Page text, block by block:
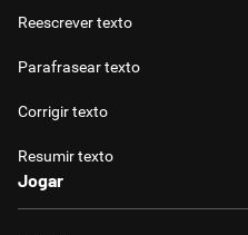
Reescrever texto
Parafrasear texto
Corrigir texto
Resumir texto
Jogar